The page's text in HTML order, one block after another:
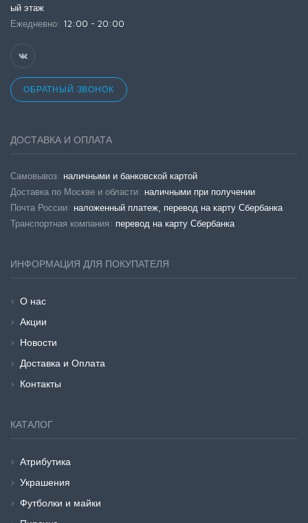
ый этаж
Ежедневно: 12:00 - 20:00
ОБРАТНЫЙ ЗВОНОК
ДОСТАВКА И ОПЛАТА
Самовывоз: наличными и банковской картой
Доставка по Москве и области: наличными при получении
Почта России: наложенный платеж, перевод на карту Сбербанка
Транспортная компания: перевод на карту Сбербанка
ИНФОРМАЦИЯ ДЛЯ ПОКУПАТЕЛЯ
О нас
Акции
Новости
Доставка и Оплата
Контакты
КАТАЛОГ
Атрибутика
Украшения
Футболки и майки